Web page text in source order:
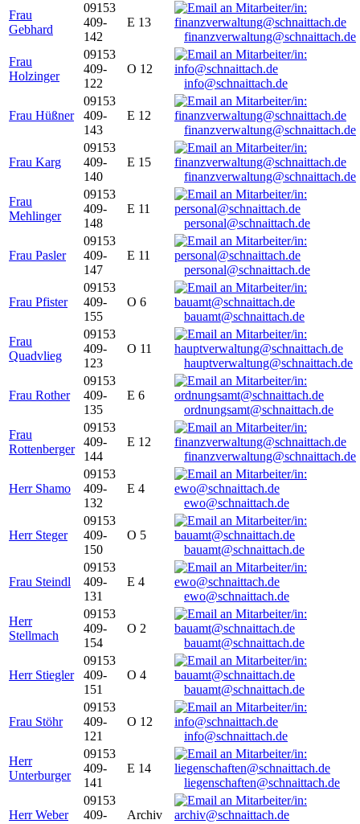
Frau
Gebhard
09153
409-
142
E 13
finanzverwaltung@schnaittach.de
Frau
Holzinger
09153
409-
122
O 12
info@schnaittach.de
Frau Hüßner
09153
409-
143
E 12
finanzverwaltung@schnaittach.de
Frau Karg
09153
409-
140
E 15
finanzverwaltung@schnaittach.de
Frau
Mehlinger
09153
409-
148
E 11
personal@schnaittach.de
Frau Pasler
09153
409-
147
E 11
personal@schnaittach.de
Frau Pfister
09153
409-
155
O 6
bauamt@schnaittach.de
Frau
Quadvlieg
09153
409-
123
O 11
hauptverwaltung@schnaittach.de
Frau Rother
09153
409-
135
E 6
ordnungsamt@schnaittach.de
Frau
Rottenberger
09153
409-
144
E 12
finanzverwaltung@schnaittach.de
Herr Shamo
09153
409-
132
E 4
ewo@schnaittach.de
Herr Steger
09153
409-
150
O 5
bauamt@schnaittach.de
Frau Steindl
09153
409-
131
E 4
ewo@schnaittach.de
Herr
Stellmach
09153
409-
154
O 2
bauamt@schnaittach.de
Herr Stiegler
09153
409-
151
O 4
bauamt@schnaittach.de
Frau Stöhr
09153
409-
121
O 12
info@schnaittach.de
Herr
Unterburger
09153
409-
141
E 14
liegenschaften@schnaittach.de
Herr Weber
09153
409-
Archiv